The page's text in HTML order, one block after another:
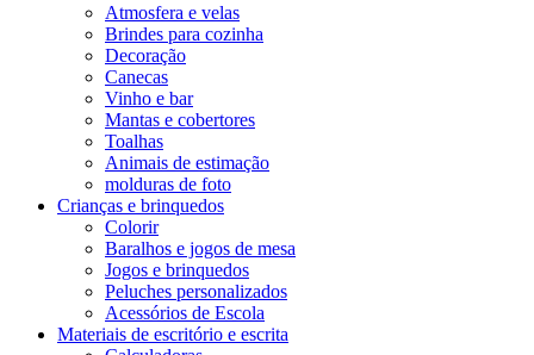
Atmosfera e velas
Brindes para cozinha
Decoração
Canecas
Vinho e bar
Mantas e cobertores
Toalhas
Animais de estimação
molduras de foto
Crianças e brinquedos
Colorir
Baralhos e jogos de mesa
Jogos e brinquedos
Peluches personalizados
Acessórios de Escola
Materiais de escritório e escrita